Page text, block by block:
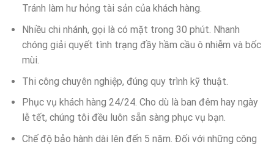
Tránh làm hư hỏng tài sản của khách hàng.
Nhiều chi nhánh, gọi là có mặt trong 30 phút. Nhanh
chóng giải quyết tình trạng đầy hầm cầu ô nhiễm và bốc
mùi.
Thi công chuyên nghiệp, đúng quy trình kỹ thuật.
Phục vụ khách hàng 24/24. Cho dù là ban đêm hay ngày
lễ tết, chúng tôi đều luôn sẵn sàng phục vụ bạn.
Chế độ bảo hành dài lên đến 5 năm. Đối với những công